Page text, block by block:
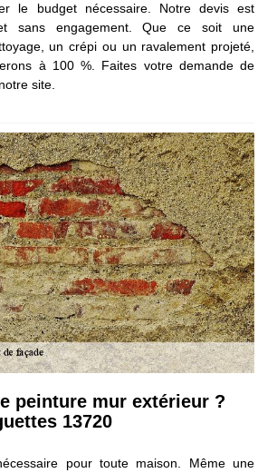
le budget nécessaire. Notre devis est
sans engagement. Que ce soit une
un crépi ou un ravalement projeté,
à 100 %. Faites votre demande de
site.
peinture mur extérieur ?
13720
pour toute maison. Même une